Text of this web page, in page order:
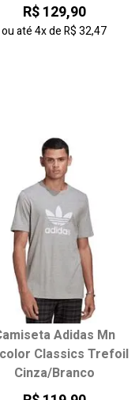
R$ 129,90
ou até4xdeR$ 32,47
Escolha seu tamanho:
M G
Adidas Mn
Classics Trefoil
Cinza/Branco